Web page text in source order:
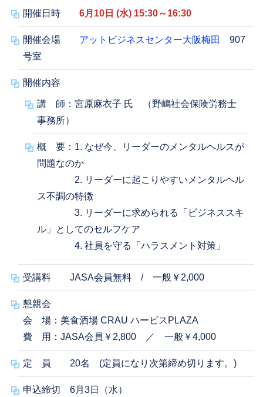
開催日時 6月10日 (水) 15:30～16:30
開催会場 アットビジネスセンター大阪梅田
907
号室
開催内容
講 師：宮原麻衣子 氏 （野嶋社会保険労務士
事務所）
概 要：1. なぜ今、リーダーのメンタルヘルスが
問題なのか
2. リーダーに起こりやすいメンタルヘル
ス不調の特徴
3. リーダーに求められる「ビジネススキ
ル」としてのセルフケア
4. 社員を守る「ハラスメント対策」
受講料 JASA会員無料 / 一般￥2,000
懇親会
会 場：美食酒場 CRAU ハービスPLAZA
費 用：JASA会員￥2,800 ／ 一般￥4,000
定 員 20名 (定員になり次第締め切ります。)
申込締切 6月3日（水）